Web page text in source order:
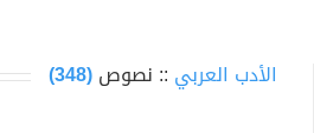
الأدب العربي :: نصوص(348)